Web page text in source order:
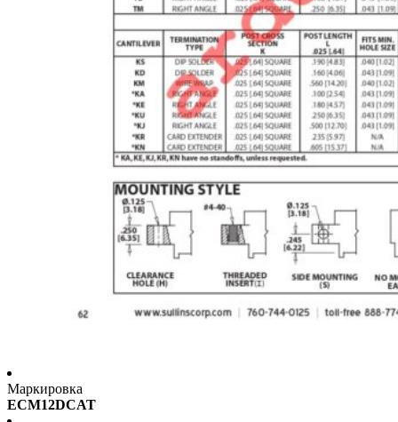
Маркировка
ECM12DCAT